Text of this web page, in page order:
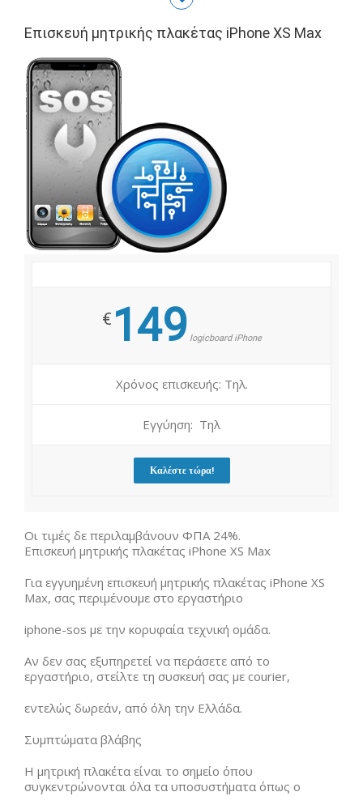
Επισκευή μητρικής πλακέτας iPhone XS Max
€ 149 logicboard iPhone
Χρόνος επισκευής: Τηλ.
Εγγύηση: Τηλ
Καλέστε τώρα!
Οι τιμές δε περιλαμβάνουν ΦΠΑ 24%.
Επισκευή μητρικής πλακέτας iPhone XS Max
Για εγγυημένη επισκευή μητρικής πλακέτας iPhone XS
Max, σας περιμένουμε στο εργαστήριο
iphone-sos με την κορυφαία τεχνική ομάδα.
Αν δεν σας εξυπηρετεί να περάσετε από το
εργαστήριο, στείλτε τη συσκευή σας με courier,
εντελώς δωρεάν, από όλη την Ελλάδα.
Συμπτώματα βλάβης
Η μητρική πλακέτα είναι το σημείο όπου
συγκεντρώνονται όλα τα υποσυστήματα όπως ο